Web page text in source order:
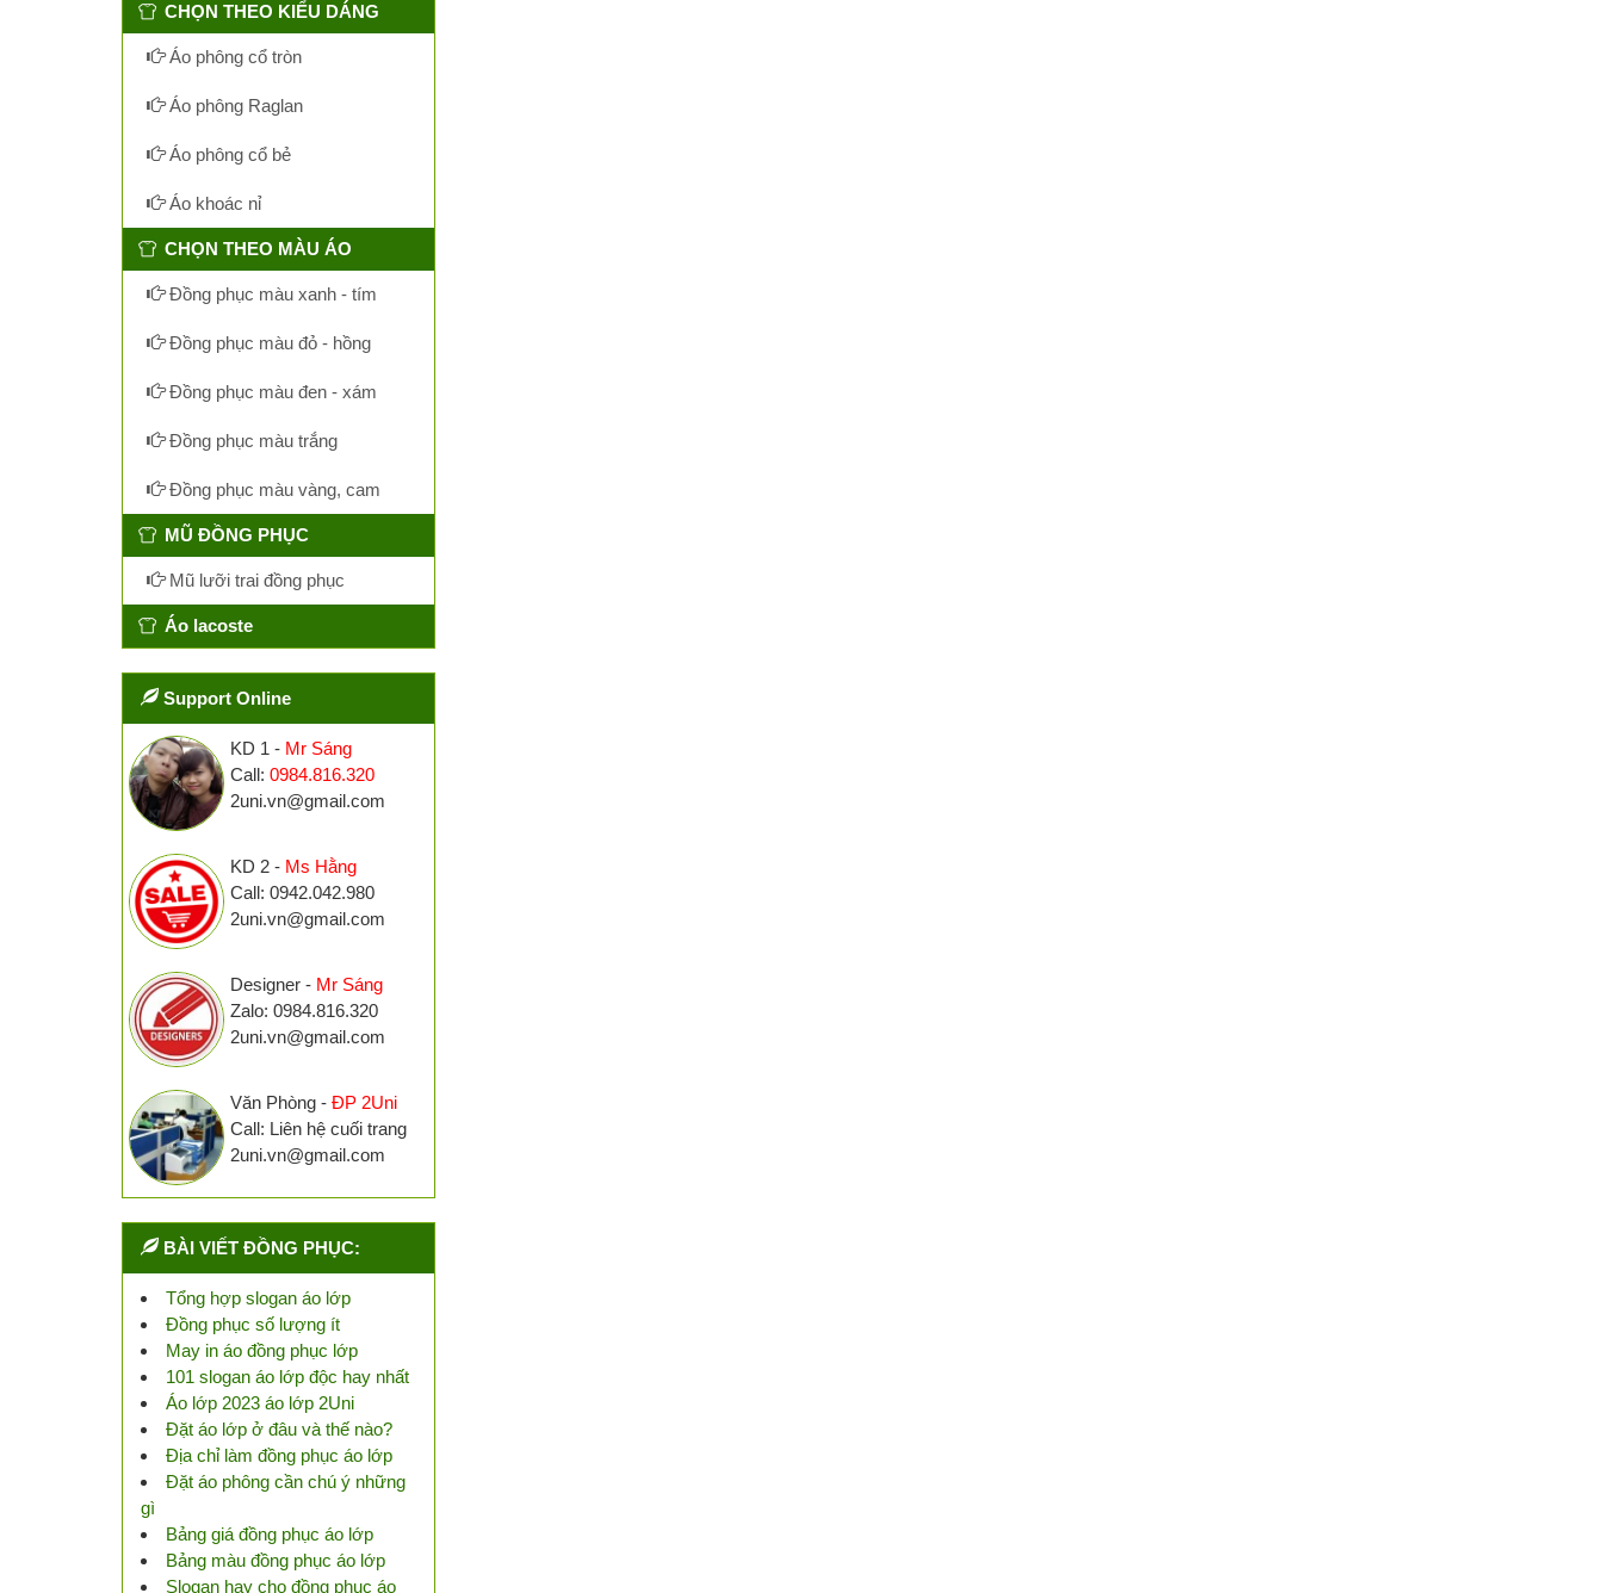
CHỌN THEO KIỂU DÁNG
Áo phông cổ tròn
Áo phông Raglan
Áo phông cổ bẻ
Áo khoác nỉ
CHỌN THEO MÀU ÁO
Đồng phục màu xanh - tím
Đồng phục màu đỏ - hồng
Đồng phục màu đen - xám
Đồng phục màu trắng
Đồng phục màu vàng, cam
MŨ ĐỒNG PHỤC
Mũ lưỡi trai đồng phục
Áo lacoste
Support Online
KD 1 - Mr Sáng
Call: 0984.816.320
2uni.vn@gmail.com
KD 2 - Ms Hằng
Call: 0942.042.980
2uni.vn@gmail.com
Designer - Mr Sáng
Zalo: 0984.816.320
2uni.vn@gmail.com
Văn Phòng - ĐP 2Uni
Call: Liên hệ cuối trang
2uni.vn@gmail.com
BÀI VIẾT ĐỒNG PHỤC:
Tổng hợp slogan áo lớp
Đồng phục số lượng ít
May in áo đồng phục lớp
101 slogan áo lớp độc hay nhất
Áo lớp 2023 áo lớp 2Uni
Đặt áo lớp ở đâu và thế nào?
Địa chỉ làm đồng phục áo lớp
Đặt áo phông cần chú ý những
gì
Bảng giá đồng phục áo lớp
Bảng màu đồng phục áo lớp
Slogan hay cho đồng phục áo